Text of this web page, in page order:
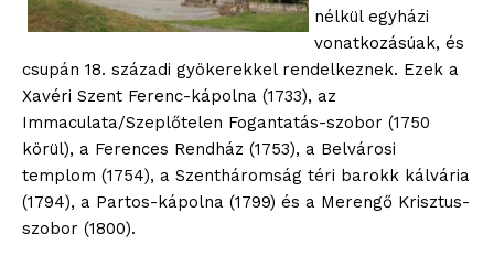
nélkül egyházi
vonatkozásúak, és
csupán 18. századi gyökerekkel rendelkeznek. Ezek a
Xavéri Szent Ferenc-kápolna (1733), az
Immaculata/Szeplőtelen Fogantatás-szobor (1750
körül), a Ferences Rendház (1753), a Belvárosi
templom (1754), a Szentháromság téri barokk kálvária
(1794), a Partos-kápolna (1799) és a Merengő Krisztus-
szobor (1800).